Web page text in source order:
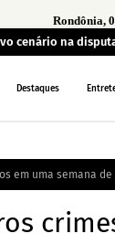
Rondônia,
cenário na
Destaques
em uma semana